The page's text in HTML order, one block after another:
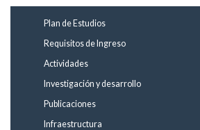
Plan de Estudios
Requisitos de Ingreso
Actividades
Investigación y desarrollo
Publicaciones
Infraestructura